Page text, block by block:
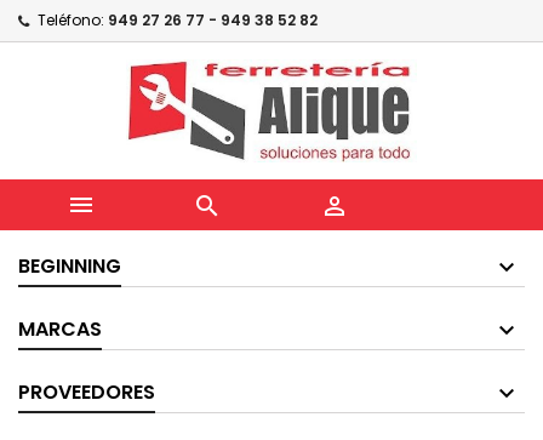
Teléfono: 949 27 26 77 - 949 38 52 82
  
BEGINNING
MARCAS
PROVEEDORES